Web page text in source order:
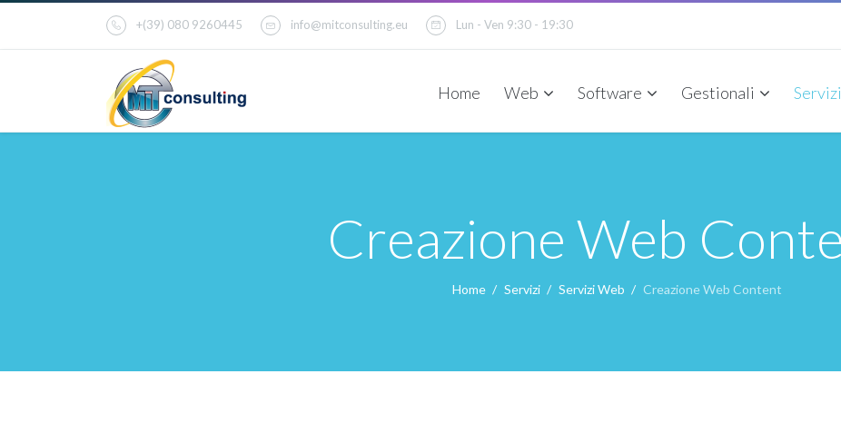
+(39) 080 9260445 info@mitconsulting.eu Lun - Ven 9:30 - 19:30
Home Web Software Gestionali Servizi
Creazione Web
Home Servizi Servizi Web Creazione Web Content